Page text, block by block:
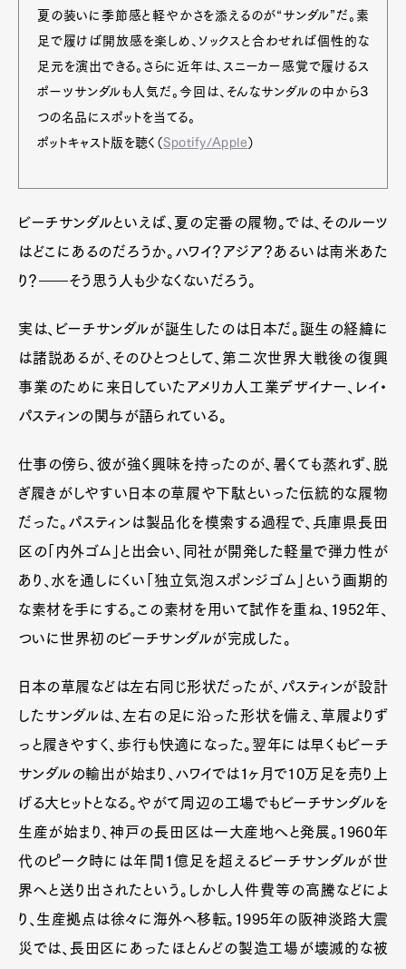
夏の装いに季節感と軽やかさを添えるのが“サンダル”だ。素
足で履けば開放感を楽しめ、ソックスと合わせれば個性的な
足元を演出できる。さらに近年は、スニーカー感覚で履けるス
ポーツサンダルも人気だ。今回は、そんなサンダルの中から３
つの名品にスポットを当てる。
ポットキャスト版を聴く（Spotify/Apple ）
ビーチサンダルといえば、夏の定番の履物。では、そのルーツ
はどこにあるのだろうか。ハワイ？アジア？あるいは南米あた
り？――そう思う人も少なくないだろう。
実は、ビーチサンダルが誕生したのは日本だ。誕生の経緯に
は諸説あるが、そのひとつとして、第二次世界大戦後の復興
事業のために来日していたアメリカ人工業デザイナー、レイ・
パスティンの関与が語られている。
仕事の傍ら、彼が強く興味を持ったのが、暑くても蒸れず、脱
ぎ履きがしやすい日本の草履や下駄といった伝統的な履物
だった。パスティンは製品化を模索する過程で、兵庫県長田
区の「内外ゴム」と出会い、同社が開発した軽量で弾力性が
あり、水を通しにくい「独立気泡スポンジゴム」という画期的
な素材を手にする。この素材を用いて試作を重ね、1952年、
ついに世界初のビーチサンダルが完成した。
日本の草履などは左右同じ形状だったが、パスティンが設計
したサンダルは、左右の足に沿った形状を備え、草履よりず
っと履きやすく、歩行も快適になった。翌年には早くもビーチ
サンダルの輸出が始まり、ハワイでは１ヶ月で10万足を売り上
げる大ヒットとなる。やがて周辺の工場でもビーチサンダルを
生産が始まり、神戸の長田区は一大産地へと発展。1960年
代のピーク時には年間１億足を超えるビーチサンダルが世
界へと送り出されたという。しかし人件費等の高騰などによ
り、生産拠点は徐々に海外へ移転。1995年の阪神淡路大震
災では、長田区にあったほとんどの製造工場が壊滅的な被